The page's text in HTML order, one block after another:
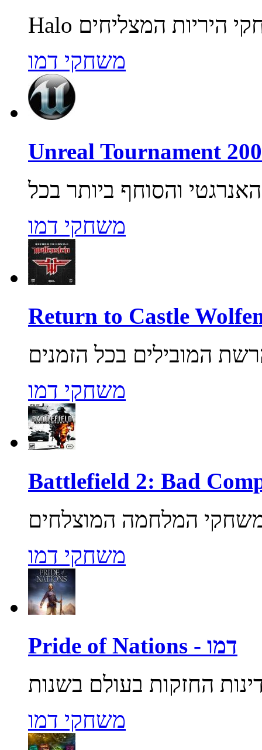
משחקי דמו
משחקי דמו
משחקי דמו
משחקי דמו
Pride of Nations - דמו
משחקי דמו